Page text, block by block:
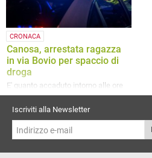
CRONACA
Canosa, arrestata ragazza
in via Bovio per spaccio di
droga
E' quanto accaduto intorno alle ore
12:00 di oggi, sabato 8 novembre
Iscriviti alla Newsletter